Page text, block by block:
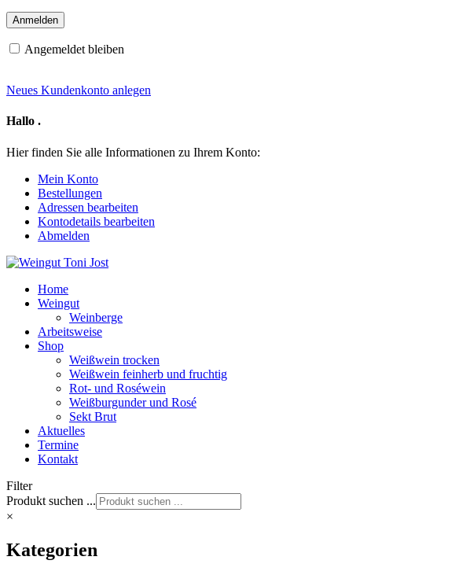
Angemeldet bleiben
Neues Kundenkonto anlegen
Hallo .
Hier finden Sie alle Informationen zu Ihrem Konto:
Mein Konto
Bestellungen
Adressen bearbeiten
Kontodetails bearbeiten
Abmelden
Home
Weingut
Weinberge
Arbeitsweise
Shop
Weißwein trocken
Weißwein feinherb und fruchtig
Rot- und Roséwein
Weißburgunder und Rosé
Sekt Brut
Aktuelles
Termine
Kontakt
Filter
Produkt suchen ...
×
Kategorien